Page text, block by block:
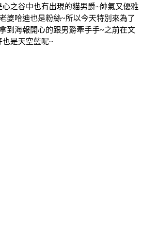
之谷中也有出現的貓男爵~帥氣又優雅
婆哈迪也是粉絲~所以今天特別來為了
到海報開心的跟男爵牽手手~之前在文
是天空藍呢~